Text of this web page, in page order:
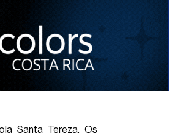
Santa Tereza. Os